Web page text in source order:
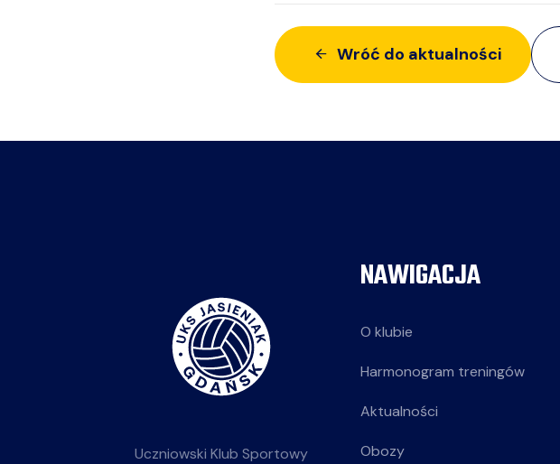
Wróć do aktualności
Uczniowski Klub Sportowy
NAWIGACJA
O klubie
Harmonogram treningów
Aktualności
Obozy